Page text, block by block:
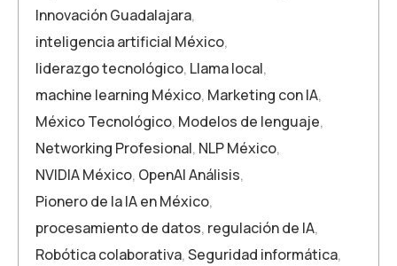
Innovación Guadalajara,
inteligencia artificial México,
liderazgo tecnológico, Llama local,
machine learning México, Marketing con IA,
México Tecnológico, Modelos de lenguaje,
Networking Profesional, NLP México,
NVIDIA México, OpenAI Análisis,
Pionero de la IA en México,
procesamiento de datos, regulación de IA,
Robótica colaborativa,Seguridad informática,